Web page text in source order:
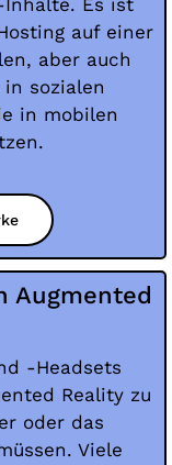
Inhalte. Es ist
auf einer
aber auch
sozialen
in mobilen
Augmented
-Headsets
Reality zu
oder das
Viele